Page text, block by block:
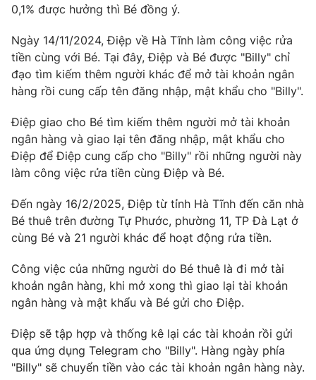
VTV4 Vươn mình bằng AI
Liên hệ tòa soạn English
THỜI BÁO VTV
Theo dõi báo trên
Cơ quan chủ quản:Đài Truyền hình Việt Nam
Cơ quan báo chí:Thời báo VTV
Giấy phép hoạt động báo in và báo điện tử số 483/GP-BTTTT
0,1% được hưởng thì Bé đồng ý.
Ngày 14/11/2024, Điệp về Hà Tĩnh làm công việc rửa
tiền cùng với Bé. Tại đây, Điệp và Bé được "Billy" chỉ
đạo tìm kiếm thêm người khác để mở tài khoản ngân
hàng rồi cung cấp tên đăng nhập, mật khẩu cho "Billy".
Điệp giao cho Bé tìm kiếm thêm người mở tài khoản
ngân hàng và giao lại tên đăng nhập, mật khẩu cho
Điệp để Điệp cung cấp cho "Billy" rồi những người này
làm công việc rửa tiền cùng Điệp và Bé.
Đến ngày 16/2/2025, Điệp từ tỉnh Hà Tĩnh đến căn nhà
Bé thuê trên đường Tự Phước, phường 11, TP Đà Lạt ở
cùng Bé và 21 người khác để hoạt động rửa tiền.
Công việc của những người do Bé thuê là đi mở tài
khoản ngân hàng, khi mở xong thì giao lại tài khoản
ngân hàng và mật khẩu và Bé gửi cho Điệp.
Điệp sẽ tập hợp và thống kê lại các tài khoản rồi gửi
qua ứng dụng Telegram cho "Billy". Hàng ngày phía
"Billy" sẽ chuyển tiền vào các tài khoản ngân hàng này.